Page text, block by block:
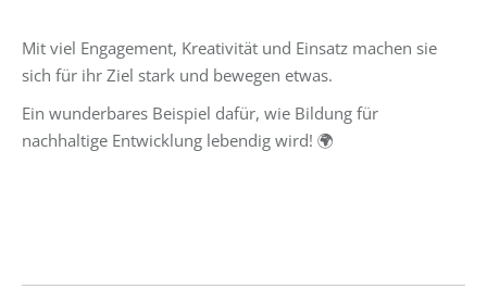
Mit viel Engagement, Kreativität und Einsatz machen sie
sich für ihr Ziel stark und bewegen etwas.
Ein wunderbares Beispiel dafür, wie Bildung für
nachhaltige Entwicklung lebendig wird! 🌍